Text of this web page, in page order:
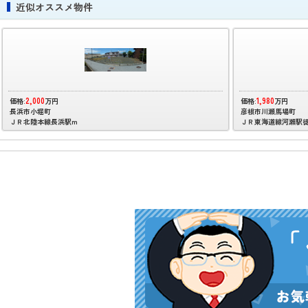
近似オススメ物件
価格:2,000万円
長浜市小堀町
ＪＲ北陸本線長浜駅m
価格:1,980万円
彦根市川瀬馬場町
ＪＲ東海道線河瀬駅